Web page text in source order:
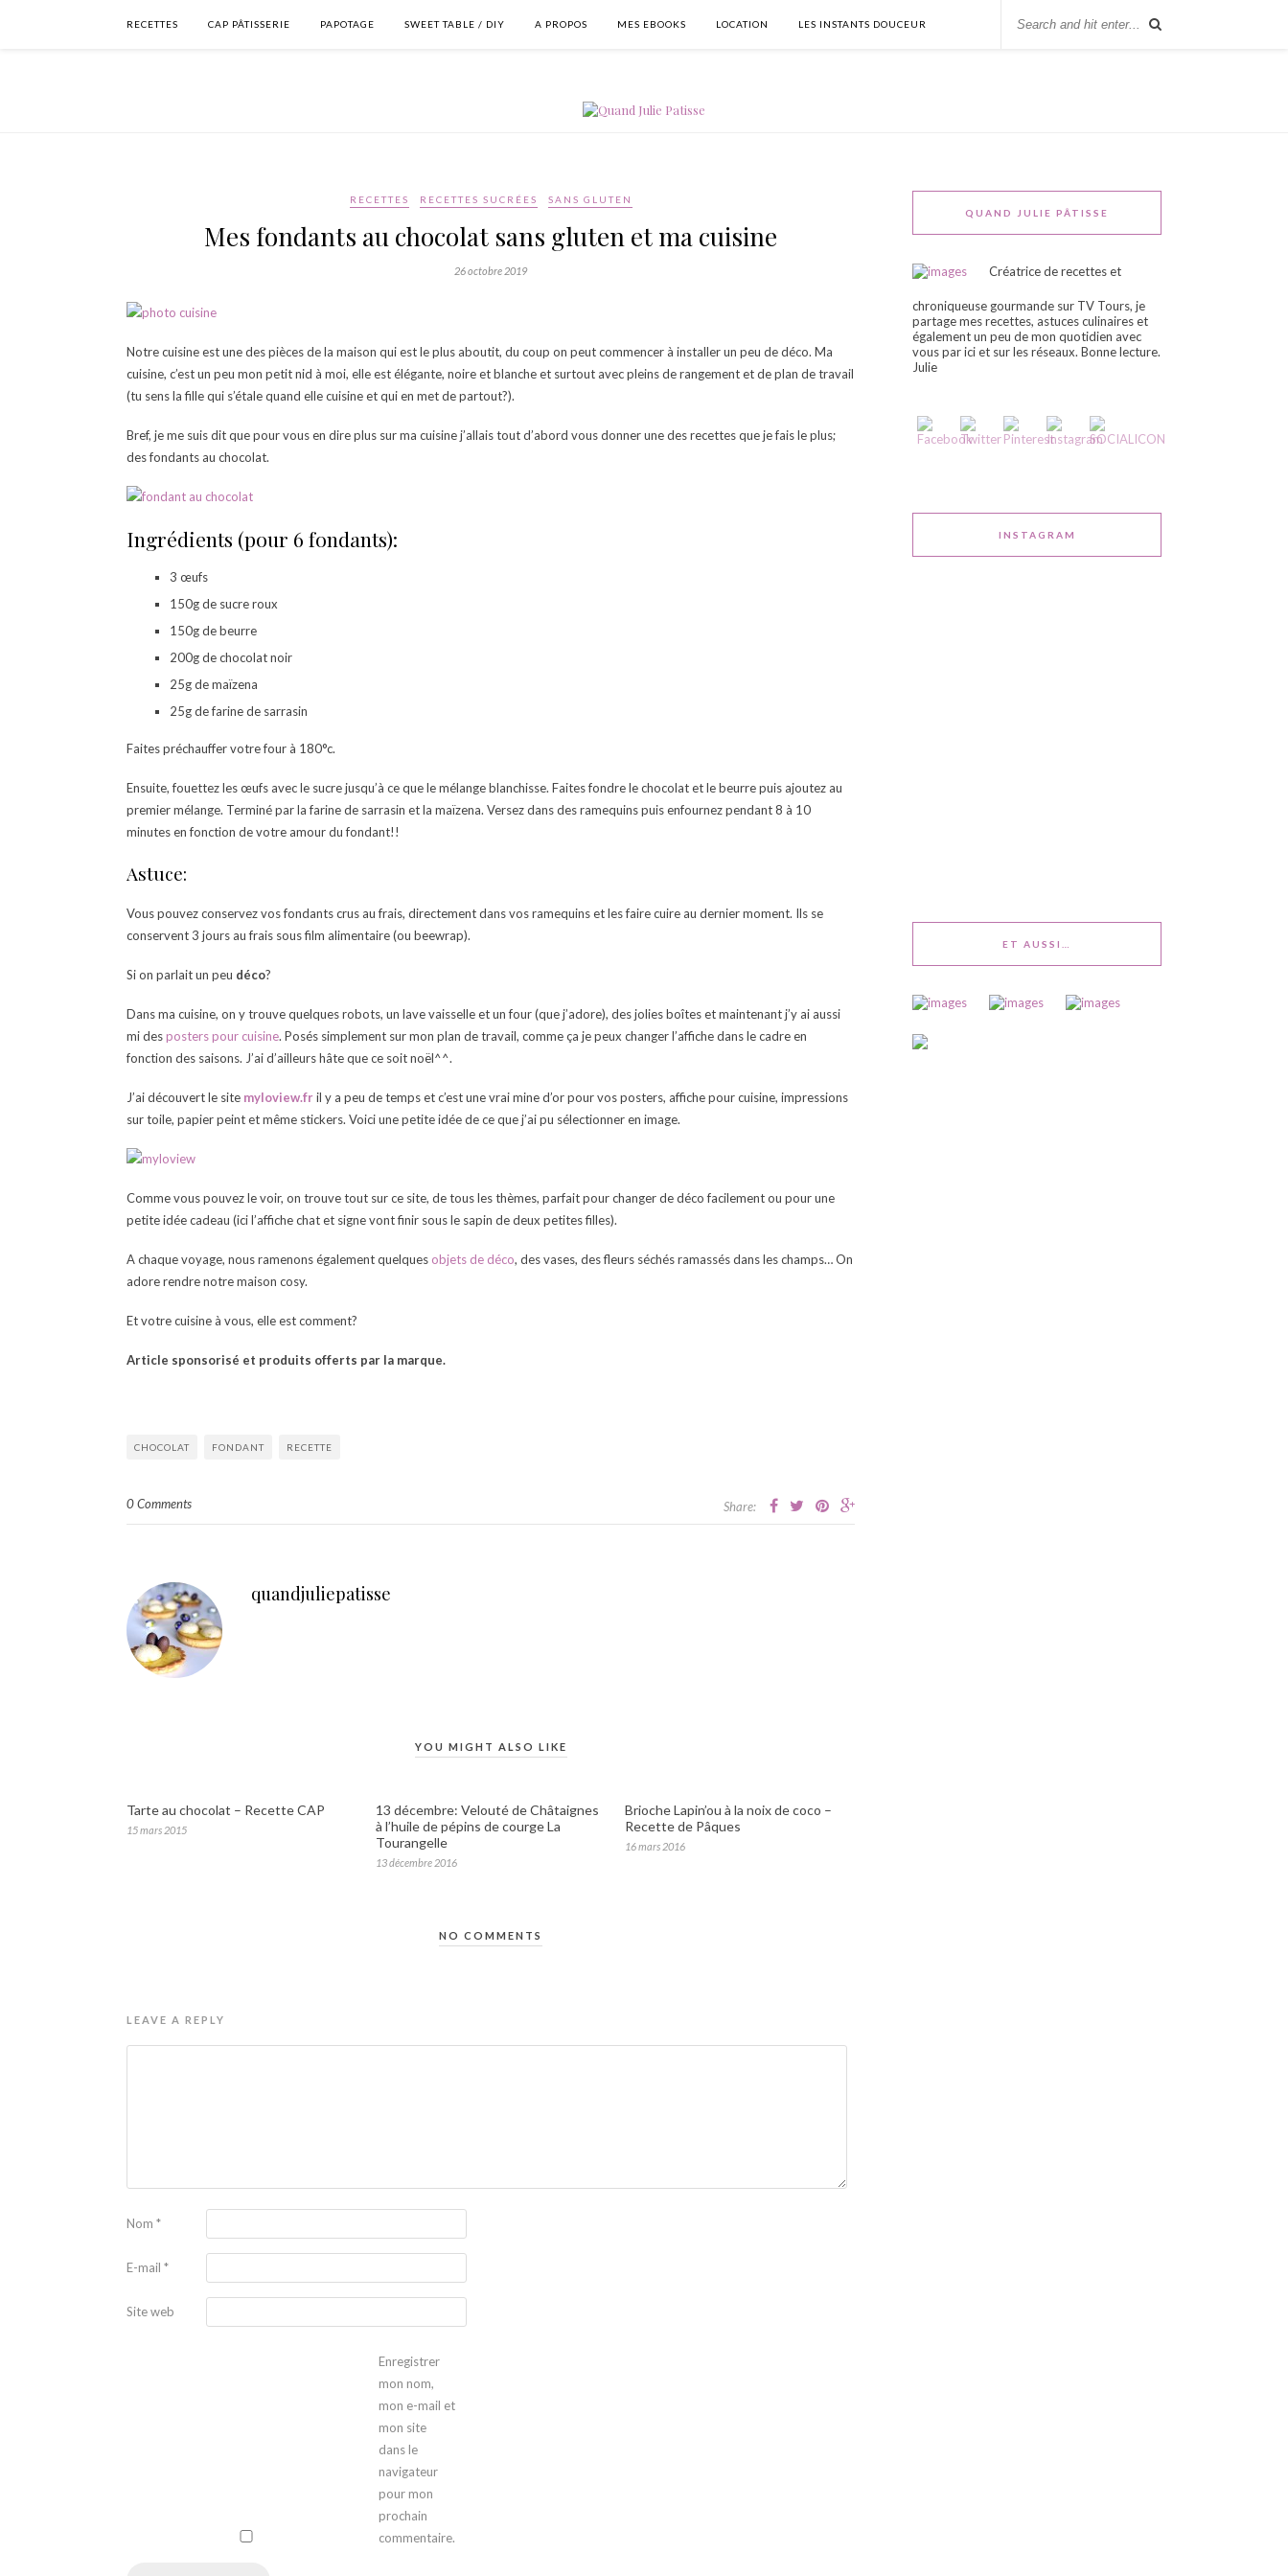
RECETTES CAP PÂTISSERIE PAPOTAGE SWEET TABLE / DIY A PROPOS MES EBOOKS LOCATION LES INSTANTS DOUCEUR
RECETTES RECETTES SUCRÉES SANS GLUTEN
Mes fondants au chocolat sans gluten et ma cuisine
26 octobre 2019
Notre cuisine est une des pièces de la maison qui est le plus aboutit, du coup on peut commencer à installer un peu de déco. Ma
cuisine, c’est un peu mon petit nid à moi, elle est élégante, noire et blanche et surtout avec pleins de rangement et de plan de travail
(tu sens la fille qui s’étale quand elle cuisine et qui en met de partout?).
Bref, je me suis dit que pour vous en dire plus sur ma cuisine j’allais tout d’abord vous donner une des recettes que je fais le plus;
des fondants au chocolat.
Ingrédients (pour 6 fondants):
3 œufs
150g de sucre roux
150g de beurre
200g de chocolat noir
25g de maïzena
25g de farine de sarrasin
Faites préchauffer votre four à 180°c.
Ensuite, fouettez les œufs avec le sucre jusqu’à ce que le mélange blanchisse. Faites fondre le chocolat et le beurre puis ajoutez au
premier mélange. Terminé par la farine de sarrasin et la maïzena. Versez dans des ramequins puis enfournez pendant 8 à 10
minutes en fonction de votre amour du fondant!!
Astuce:
Vous pouvez conservez vos fondants crus au frais, directement dans vos ramequins et les faire cuire au dernier moment. Ils se
conservent 3 jours au frais sous film alimentaire (ou beewrap).
Si on parlait un peu déco?
Dans ma cuisine, on y trouve quelques robots, un lave vaisselle et un four (que j’adore), des jolies boîtes et maintenant j’y ai aussi
mi desposters pour cuisine. Posés simplement sur mon plan de travail, comme ça je peux changer l’affiche dans le cadre en
fonction des saisons. J’ai d’ailleurs hâte que ce soit noël^^.
J’ai découvert le site myloview.fril y a peu de temps et c’est une vrai mine d’or pour vos posters, affiche pour cuisine, impressions
sur toile, papier peint et même stickers. Voici une petite idée de ce que j’ai pu sélectionner en image.
Comme vous pouvez le voir, on trouve tout sur ce site, de tous les thèmes, parfait pour changer de déco facilement ou pour une
petite idée cadeau (ici l’affiche chat et signe vont finir sous le sapin de deux petites filles).
A chaque voyage, nous ramenons également quelques objets de déco, des vases, des fleurs séchés ramassés dans les champs… On
adore rendre notre maison cosy.
Et votre cuisine à vous, elle est comment?
Article sponsorisé et produits offerts par la marque.
CHOCOLAT FONDANT RECETTE
0 Comments Share:
quandjuliepatisse
YOU MIGHT ALSO LIKE
Tarte au chocolat – Recette CAP
15 mars 2015
13 décembre: Velouté de Châtaignes
à l’huile de pépins de courge La
Tourangelle
13 décembre 2016
Brioche Lapin’ou à la noix de coco –
Recette de Pâques
16 mars 2016
NO COMMENTS
LEAVE A REPLY
Nom *
E-mail *
Site web
Enregistrer
mon nom,
mon e-mail et
mon site
dans le
navigateur
pour mon
prochain
commentaire.
QUAND JULIE PÂTISSE
Créatrice de recettes et
chroniqueuse gourmande sur TV Tours, je
partage mes recettes, astuces culinaires et
également un peu de mon quotidien avec
vous par ici et sur les réseaux. Bonne lecture.
Julie
INSTAGRAM
ET AUSSI…